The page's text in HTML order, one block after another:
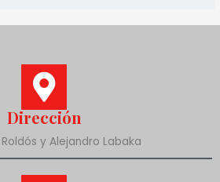
Dirección
y Alejandro Labaka